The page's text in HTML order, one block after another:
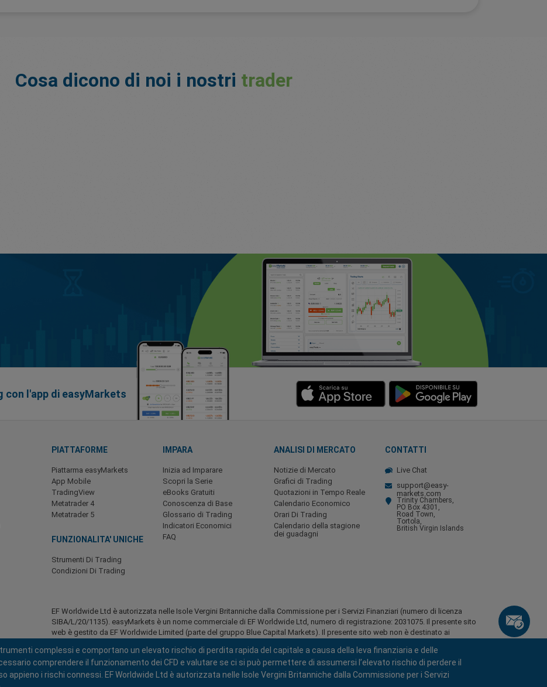
Cosa dicono di noi i nostri trader
con l'app di easyMarkets
PIATTAFORME
Piattarma easyMarkets
App Mobile
TradingView
Metatrader 4
Metatrader 5
FUNZIONALITA' UNICHE
Strumenti Di Trading
Condizioni Di Trading
IMPARA
Inizia ad Imparare
Scopri la Serie
eBooks Gratuiti
Conoscenza di Base
Glossario di Trading
Indicatori Economici
FAQ
ANALISI DI MERCATO
Notizie di Mercato
Grafici di Trading
Quotazioni in Tempo Reale
Calendario Economico
Orari Di Trading
Calendario della stagione
dei guadagni
CONTATTI
Live Chat
support@easy-
markets.com
Trinity Chambers,
PO Box 4301,
Road Town,
Tortola,
British Virgin Islands
EF Worldwide Ltd è autorizzata nelle Isole Vergini Britanniche dalla Commissione per i Servizi Finanziari (numero di licenza
SIBA/L/20/1135). easyMarkets è un nome commerciale di EF Worldwide Ltd, numero di registrazione: 2031075. Il presente sito
web è gestito da EF Worldwide Limited (parte del gruppo Blue Capital Markets). Il presente sito web non è destinato ai
Aree soggette a restrizioni:EF Worldwide Ltd non fornisce servizi ai residenti di alcune regioni, quali gli Stati Uniti
d'America, Israele, la Columbia Britannica, il Manitoba, il Québec, l'Ontario, l'Afghanistan, la Bielorussia, Cuba, l'Iran, la Libia, il
Myanmar, il Nicaragua, la Corea del Nord, Panama, la Federazione Russa, le Seychelles e il Venezuela.
complessi e comportano un elevato rischio di perdita rapida del capitale a causa della leva finanziaria e delle
comprendere il funzionamento dei CFD e valutare se ci si può permettere di assumersi l’elevato rischio di perdere il
appieno i rischi connessi. EF Worldwide Ltd è autorizzata nelle Isole Vergini Britanniche dalla Commissione per i Servizi